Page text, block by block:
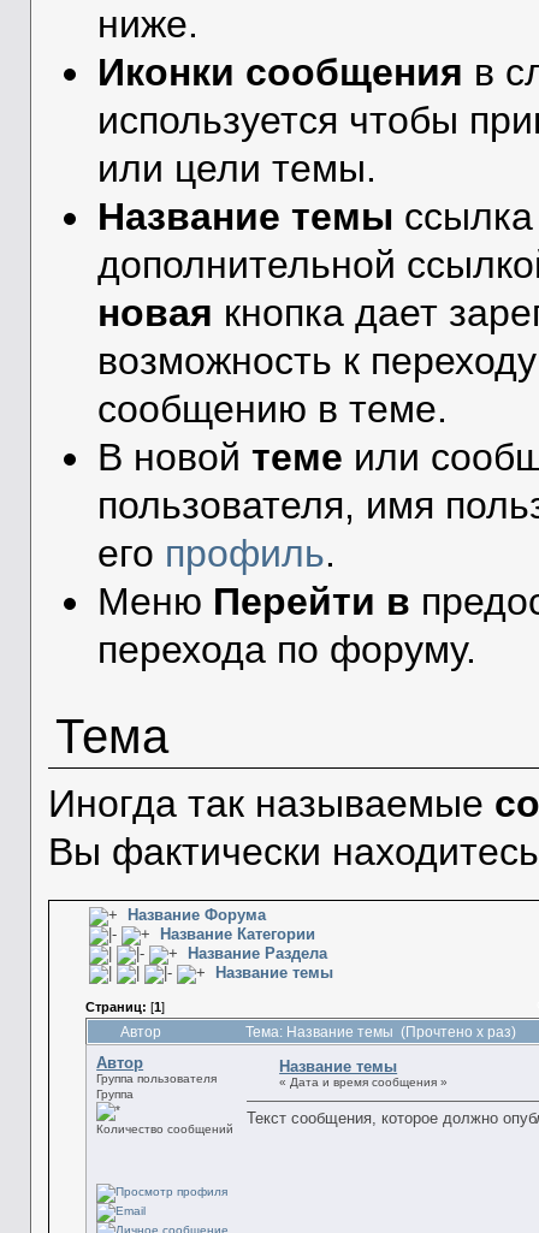
ниже.
Иконки сообщения в
используется чтобы
или цели темы.
Название темы
дополнительной
новая кнопка дает
возможность к
сообщению в теме.
В новойтеме или
пользователя, имя
его профиль.
Меню Перейти в
перехода по форуму.
Тема
Иногда так называемые
Вы фактически
Название Форума
Название Категории
Название Раздела
Название темы
Страниц: [1]
Автор Тема: Название темы (Прочтено x раз)
Автор
Группа пользователя
Группа
Количество сообщений
Название темы
« Дата и время сообщения »
Текст сообщения, которое должно